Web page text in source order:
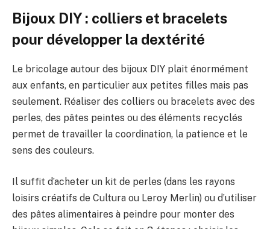
Bijoux DIY : colliers et bracelets
pour développer la dextérité
Le bricolage autour des bijoux DIY plait énormément
aux enfants, en particulier aux petites filles mais pas
seulement. Réaliser des colliers ou bracelets avec des
perles, des pâtes peintes ou des éléments recyclés
permet de travailler la coordination, la patience et le
sens des couleurs.
Il suffit d’acheter un kit de perles (dans les rayons
loisirs créatifs de Cultura ou Leroy Merlin) ou d’utiliser
des pâtes alimentaires à peindre pour monter des